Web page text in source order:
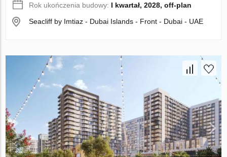
Rok ukończenia budowy: I kwartał, 2028, off-plan
Seacliff by Imtiaz - Dubai Islands - Front - Dubai - UAE